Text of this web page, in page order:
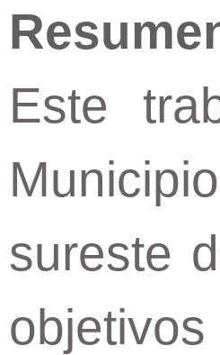
Este
sureste